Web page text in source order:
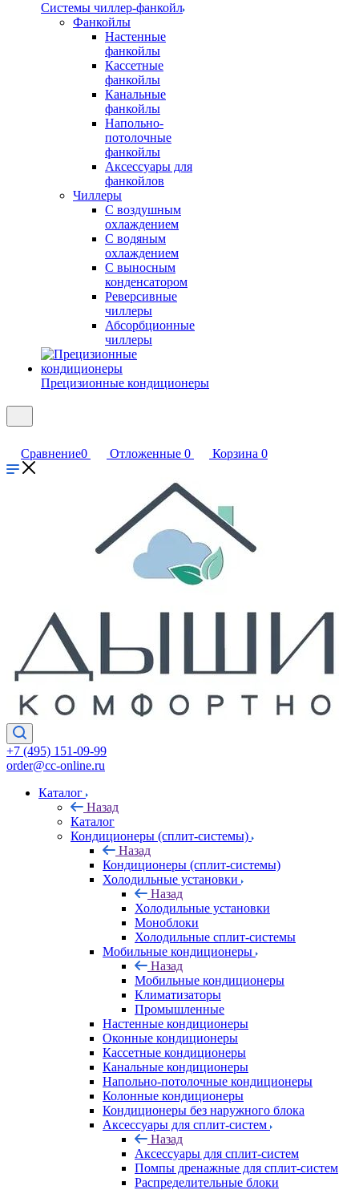
Системы чиллер-фанкойл
Фанкойлы
Настенные
фанкойлы
Кассетные
фанкойлы
Канальные
фанкойлы
Напольно-
потолочные
фанкойлы
Аксессуары для
фанкойлов
Чиллеры
С воздушным
охлаждением
С водяным
охлаждением
С выносным
конденсатором
Реверсивные
чиллеры
Абсорбционные
чиллеры
Прецизионные кондиционеры
Сравнение0 Отложенные 0 Корзина 0
+7 (495) 151-09-99
order@cc-online.ru
Каталог
Назад
Каталог
Кондиционеры (сплит-системы)
Назад
Кондиционеры (сплит-системы)
Холодильные установки
Назад
Холодильные установки
Моноблоки
Холодильные сплит-системы
Мобильные кондиционеры
Назад
Мобильные кондиционеры
Климатизаторы
Промышленные
Настенные кондиционеры
Оконные кондиционеры
Кассетные кондиционеры
Канальные кондиционеры
Напольно-потолочные кондиционеры
Колонные кондиционеры
Кондиционеры без наружного блока
Аксессуары для сплит-систем
Назад
Аксессуары для сплит-систем
Помпы дренажные для сплит-систем
Распределительные блоки